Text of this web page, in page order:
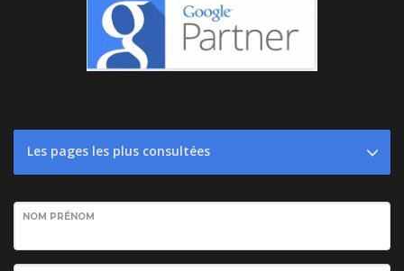
Les pages les plus consultées
NOM PRÉNOM